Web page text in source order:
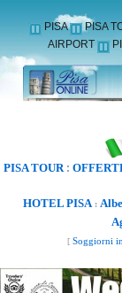
PISA PISA
AIRPORT
PISA TOUR:
HOTEL PISA:
[ Soggiorni